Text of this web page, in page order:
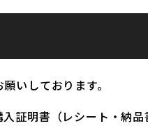
いしております。
証明書（レシート・納